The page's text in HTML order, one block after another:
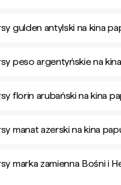
gulden antylski na kina
peso argentyńskie na
florin arubański na kina
manat azerski na kina
marka zamienna Bośni i